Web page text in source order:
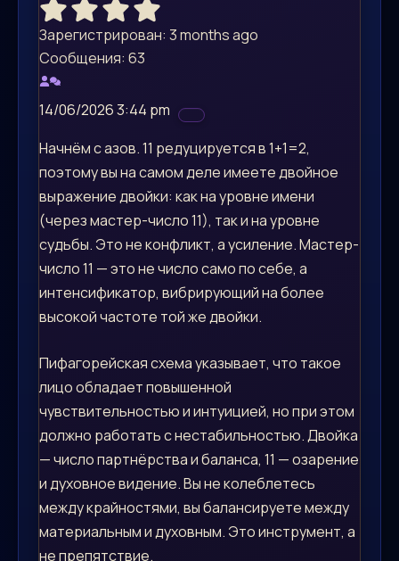
Зарегистрирован: 3 months ago
Сообщения: 63
14/06/2026 3:44 pm
Начнём с азов. 11 редуцируется в 1+1=2,
поэтому вы на самом деле имеете двойное
выражение двойки: как на уровне имени
(через мастер-число 11), так и на уровне
судьбы. Это не конфликт, а усиление. Мастер-
число 11 — это не число само по себе, а
интенсификатор, вибрирующий на более
высокой частоте той же двойки.
Пифагорейская схема указывает, что такое
лицо обладает повышенной
чувствительностью и интуицией, но при этом
должно работать с нестабильностью. Двойка
— число партнёрства и баланса, 11 — озарение
и духовное видение. Вы не колеблетесь
между крайностями, вы балансируете между
материальным и духовным. Это инструмент, а
не препятствие.